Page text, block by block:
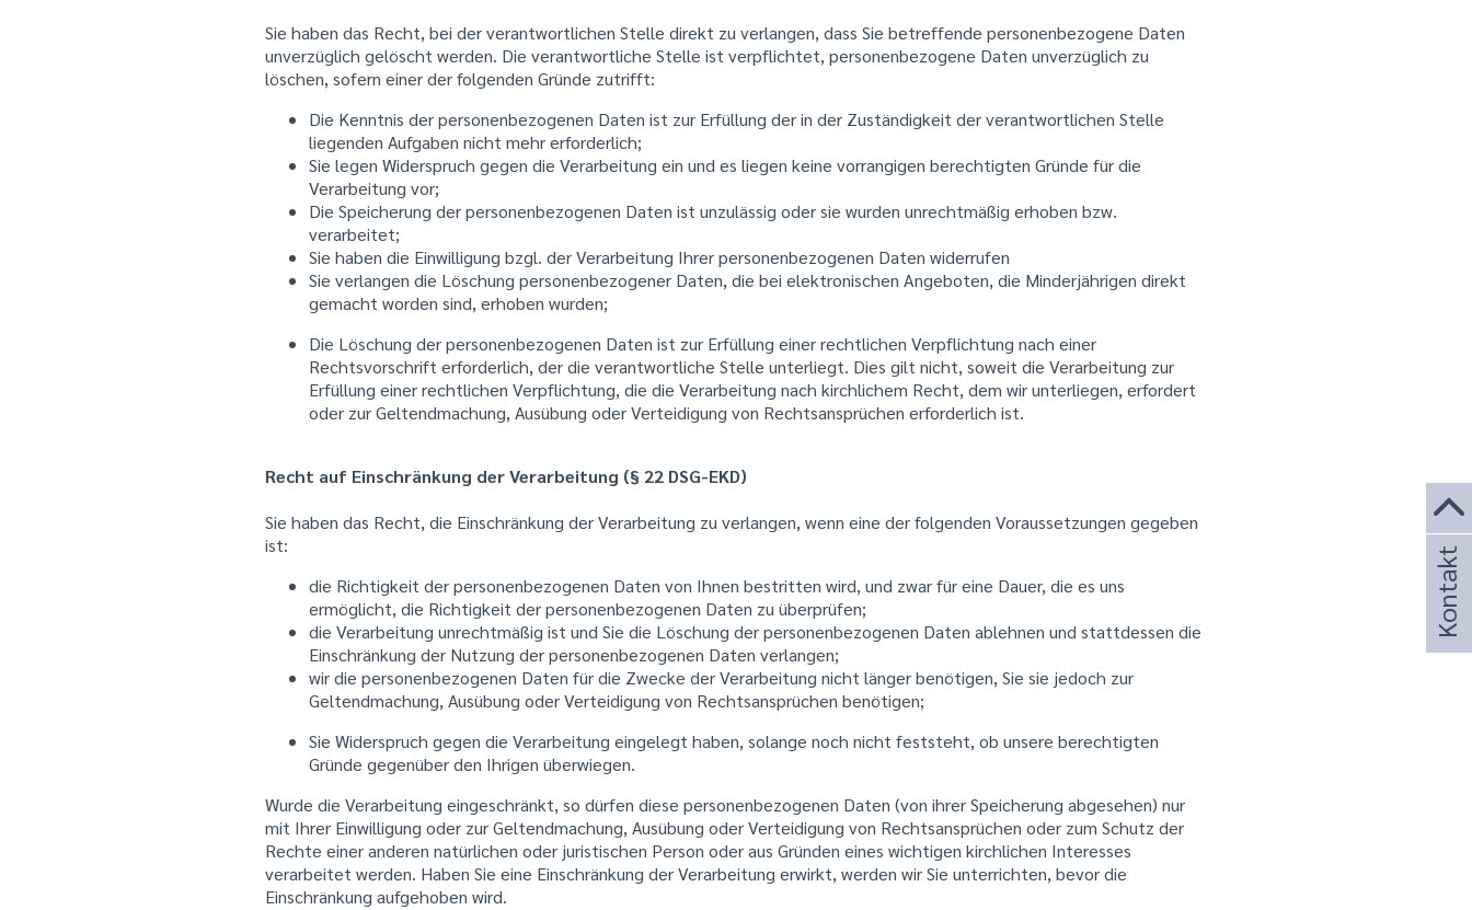
Sie haben das Recht, bei der verantwortlichen Stelle direkt zu verlangen, dass Sie betreffende personenbezogene Daten
unverzüglich gelöscht werden. Die verantwortliche Stelle ist verpflichtet, personenbezogene Daten unverzüglich zu
löschen, sofern einer der folgenden Gründe zutrifft:
Die Kenntnis der personenbezogenen Daten ist zur Erfüllung der in der Zuständigkeit der verantwortlichen Stelle
liegenden Aufgaben nicht mehr erforderlich;
Sie legen Widerspruch gegen die Verarbeitung ein und es liegen keine vorrangigen berechtigten Gründe für die
Verarbeitung vor;
Die Speicherung der personenbezogenen Daten ist unzulässig oder sie wurden unrechtmäßig erhoben bzw.
verarbeitet;
Sie haben die Einwilligung bzgl. der Verarbeitung Ihrer personenbezogenen Daten widerrufen
Sie verlangen die Löschung personenbezogener Daten, die bei elektronischen Angeboten, die Minderjährigen direkt
gemacht worden sind, erhoben wurden;
Die Löschung der personenbezogenen Daten ist zur Erfüllung einer rechtlichen Verpflichtung nach einer
Rechtsvorschrift erforderlich, der die verantwortliche Stelle unterliegt. Dies gilt nicht, soweit die Verarbeitung zur
Erfüllung einer rechtlichen Verpflichtung, die die Verarbeitung nach kirchlichem Recht, dem wir unterliegen, erfordert
oder zur Geltendmachung, Ausübung oder Verteidigung von Rechtsansprüchen erforderlich ist.
Recht auf Einschränkung der Verarbeitung (§ 22 DSG-EKD)
Sie haben das Recht, die Einschränkung der Verarbeitung zu verlangen, wenn eine der folgenden Voraussetzungen gegeben
ist:
die Richtigkeit der personenbezogenen Daten von Ihnen bestritten wird, und zwar für eine Dauer, die es uns
ermöglicht, die Richtigkeit der personenbezogenen Daten zu überprüfen;
die Verarbeitung unrechtmäßig ist und Sie die Löschung der personenbezogenen Daten ablehnen und stattdessen die
Einschränkung der Nutzung der personenbezogenen Daten verlangen;
wir die personenbezogenen Daten für die Zwecke der Verarbeitung nicht länger benötigen, Sie sie jedoch zur
Geltendmachung, Ausübung oder Verteidigung von Rechtsansprüchen benötigen;
Sie Widerspruch gegen die Verarbeitung eingelegt haben, solange noch nicht feststeht, ob unsere berechtigten
Gründe gegenüber den Ihrigen überwiegen.
Wurde die Verarbeitung eingeschränkt, so dürfen diese personenbezogenen Daten (von ihrer Speicherung abgesehen) nur
mit Ihrer Einwilligung oder zur Geltendmachung, Ausübung oder Verteidigung von Rechtsansprüchen oder zum Schutz der
Rechte einer anderen natürlichen oder juristischen Person oder aus Gründen eines wichtigen kirchlichen Interesses
verarbeitet werden. Haben Sie eine Einschränkung der Verarbeitung erwirkt, werden wir Sie unterrichten, bevor die
Einschränkung aufgehoben wird.
Kontakt